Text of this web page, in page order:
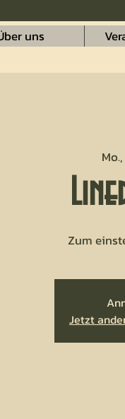
uns
Zum
Jetzt